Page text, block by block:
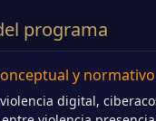
programa
y
digital,